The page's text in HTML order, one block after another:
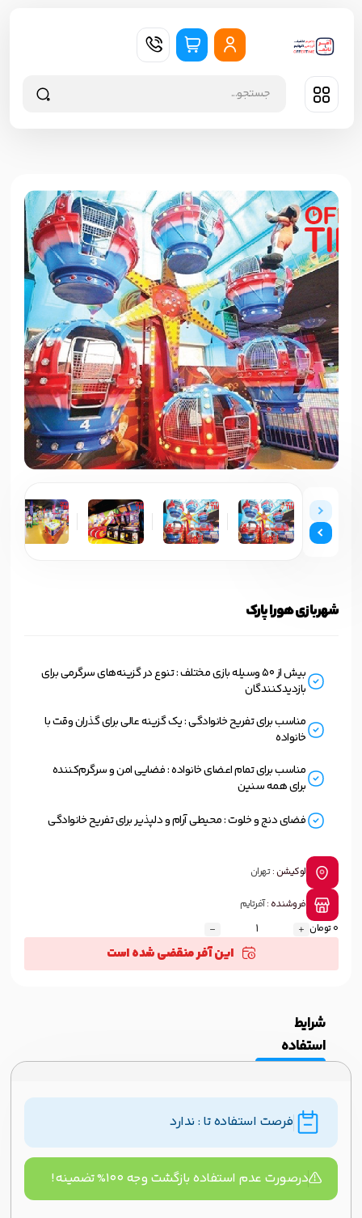
شهربازی هورا پارک
بیش از ۵۰ وسیله بازی مختلف : تنوع در گزینه‌های سرگرمی برای
بازدیدکنندگان
مناسب برای تفریح خانوادگی : یک گزینه عالی برای گذران وقت با
خانواده
مناسب برای تمام اعضای خانواده : فضایی امن و سرگرم‌کننده
برای همه سنین
فضای دنج و خلوت : محیطی آرام و دلپذیر برای تفریح خانوادگی
لوکیشن :تهران
فروشنده :آفرتایم
0 تومان
این آفر منقضی شده است
شرایط
استفاده
فرصت استفاده تا : ندارد
درصورت عدم استفاده بازگشت وجه ۱۰۰% تضمینه!